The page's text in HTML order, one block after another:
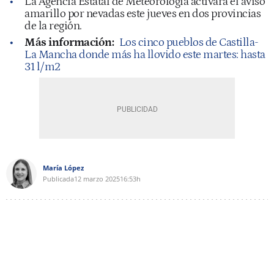
amarillo por nevadas este jueves en dos provincias
de la región.
Más información: Los cinco pueblos de Castilla-
La Mancha donde más ha llovido este martes: hasta
31 l/m2
María López
Publicada12 marzo 202516:53h